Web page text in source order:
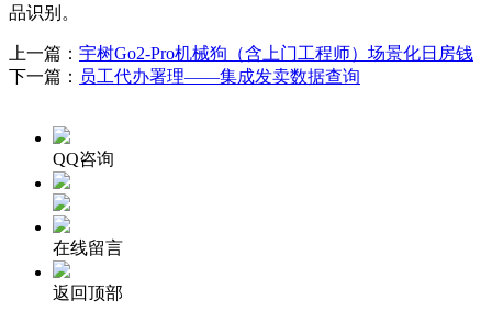
品识别。
上一篇： 宇树Go2-Pro机械狗（含上门工程师）场景化日房钱
下一篇： 员工代办署理——集成发卖数据查询
QQ咨询
在线留言
返回顶部